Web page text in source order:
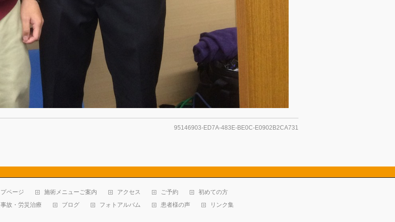
95146903-ED7A-483E-BE0C-E0902B2CA731
プページ 施術メニューご案内 アクセス ご予約
初めての方
故・労災治療
ブログ フォトアルバム 患者様の声 リンク集